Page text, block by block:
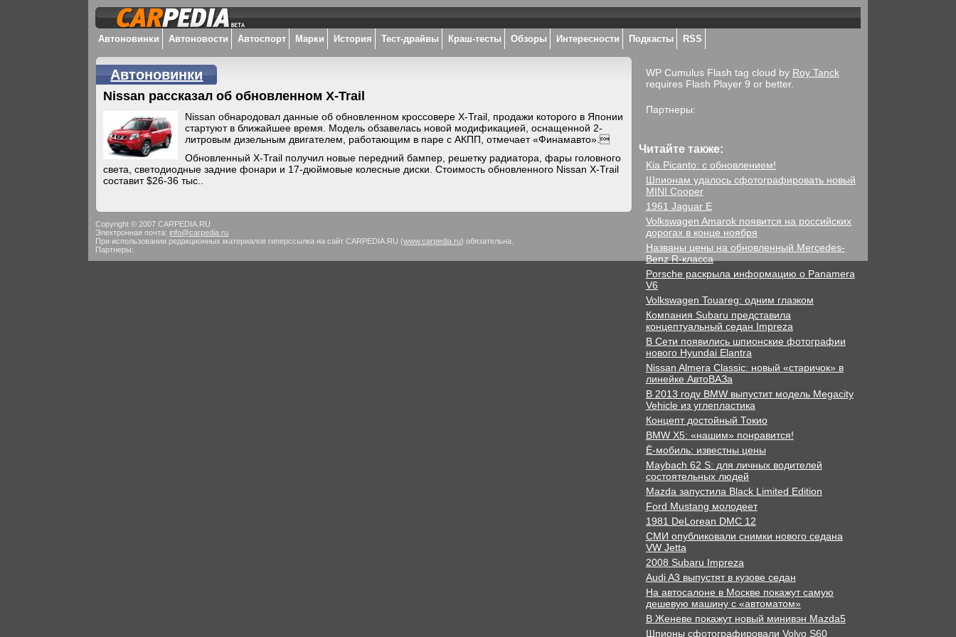
Автоновинки Автоновости Автоспорт Марки История Тест-драйвы Краш-тесты Обзоры Интересности Подкасты RSS
Автоновинки
Nissan рассказал об обновленном X-Trail
Nissan обнародовал данные об обновленном кроссовере X-Trail, продажи которого в Японии
стартуют в ближайшее время. Модель обзавелась новой модификацией, оснащенной 2-
литровым дизельным двигателем, работающим в паре с АКПП, отмечает «Финамавто».
Обновленный X-Trail получил новые передний бампер, решетку радиатора, фары головного
света, светодиодные задние фонари и 17-дюймовые колесные диски. Стоимость обновленного Nissan X-Trail
составит $26-36 тыс..
WP Cumulus Flash tag cloud by Roy Tanck
requires Flash Player 9 or better.
Партнеры:
Читайте также:
Kia Picanto: с обновлением!
Шпионам удалось сфотографировать новый
MINI Cooper
1961 Jaguar E
Volkswagen Amarok появится на российских
дорогах в конце ноября
Названы цены на обновленный Mercedes-
Benz R-класса
Porsche раскрыла информацию о Panamera
V6
Volkswagen Touareg: одним глазком
Компания Subaru представила
концептуальный седан Impreza
В Сети появились шпионские фотографии
нового Hyundai Elantra
Nissan Almera Classic: новый «старичок» в
линейке АвтоВАЗа
В 2013 году BMW выпустит модель Megacity
Vehicle из углепластика
Концепт достойный Токио
BMW X5: «нашим» понравится!
Ё-мобиль: известны цены
Maybach 62 S: для личных водителей
состоятельных людей
Mazda запустила Black Limited Edition
Ford Mustang молодеет
1981 DeLorean DMC 12
СМИ опубликовали снимки нового седана
VW Jetta
2008 Subaru Impreza
Audi A3 выпустят в кузове седан
На автосалоне в Москве покажут самую
дешевую машину с «автоматом»
В Женеве покажут новый минивэн Mazda5
Шпионы сфотографировали Volvo S60
Copyright © 2007 CARPEDIA.RU
Электронная почта: info@carpedia.ru
При использовании редакционных материалов гиперссылка на сайт CARPEDIA.RU (www.carpedia.ru) обязательна.
Партнеры: